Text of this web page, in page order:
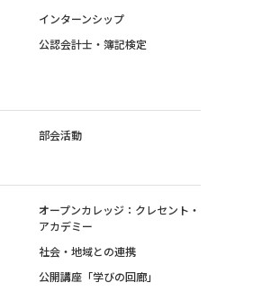
インターンシップ
公認会計士・簿記検定
部会活動
オープンカレッジ：クレセント・
アカデミー
社会・地域との連携
公開講座「学びの回廊」